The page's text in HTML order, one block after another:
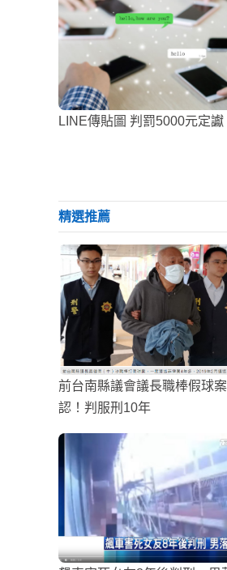
LINE傳貼圖 判罰5000元定讞
精選推薦
前台南縣議會議長職棒假球
認！判服刑10年